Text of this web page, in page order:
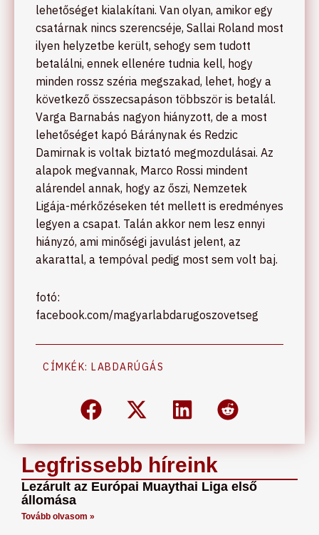
Legfrissebb híreink
Lezárult az Európai Muaythai Liga első
állomása
Tovább olvasom »
lehetőséget kialakítani. Van olyan, amikor egy
csatárnak nincs szerencséje, Sallai Roland most
ilyen helyzetbe került, sehogy sem tudott
betalálni, ennek ellenére tudnia kell, hogy
minden rossz széria megszakad, lehet, hogy a
következő összecsapáson többször is betalál.
Varga Barnabás nagyon hiányzott, de a most
lehetőséget kapó Báránynak és Redzic
Damirnak is voltak biztató megmozdulásai. Az
alapok megvannak, Marco Rossi mindent
alárendel annak, hogy az őszi, Nemzetek
Ligája-mérkőzéseken tét mellett is eredményes
legyen a csapat. Talán akkor nem lesz ennyi
hiányzó, ami minőségi javulást jelent, az
akarattal, a tempóval pedig most sem volt baj.
fotó:
facebook.com/magyarlabdarugoszovetseg
CÍMKÉK: LABDARÚGÁS